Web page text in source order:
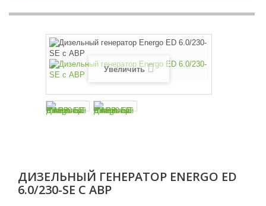
Увеличить
ДИЗЕЛЬНЫЙ ГЕНЕРАТОР ENERGO ED
6.0/230-SE С АВР